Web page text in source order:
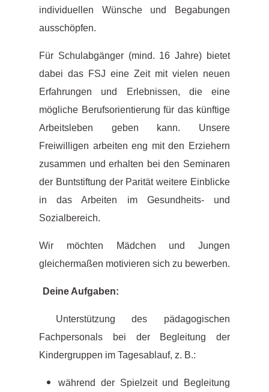
individuellen Wünsche und Begabungen
ausschöpfen.
Für Schulabgänger (mind. 16 Jahre) bietet
dabei das FSJ eine Zeit mit vielen neuen
Erfahrungen und Erlebnissen, die eine
mögliche Berufsorientierung für das künftige
Arbeitsleben geben kann. Unsere
Freiwilligen arbeiten eng mit den Erziehern
zusammen und erhalten bei den Seminaren
der Buntstiftung der Parität weitere Einblicke
in das Arbeiten im Gesundheits- und
Sozialbereich.
Wir möchten Mädchen und Jungen
gleichermaßen motivieren sich zu bewerben.
Deine Aufgaben:
Unterstützung des pädagogischen
Fachpersonals bei der Begleitung der
Kindergruppen im Tagesablauf, z. B.:
während der Spielzeit und Begleitung